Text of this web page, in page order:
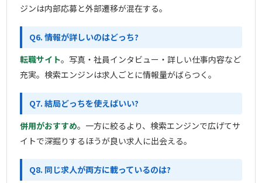
ジンは内部応募と外部遷移が混在する。
Q6. 情報が詳しいのはどっち?
転職サイト。写真・社員インタビュー・詳しい仕事内容など
充実。検索エンジンは求人ごとに情報量がばらつく。
Q7. 結局どっちを使えばいい?
併用がおすすめ。一方に絞るより、検索エンジンで広げてサ
イトで深掘りするほうが良い求人に出会える。
Q8. 同じ求人が両方に載っているのは?